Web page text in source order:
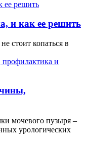
и как ее решить
стоит копаться в
мочевого пузыря –
урологических